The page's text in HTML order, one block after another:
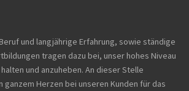
und langjährige Erfahrung, sowie ständige
tragen dazu bei, unser hohes Niveau
und anzuheben. An dieser Stelle
ganzem Herzen bei unseren Kunden für das